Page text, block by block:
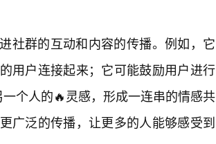
社群的互动和内容的传播。例如，它
用户连接起来；它可能鼓励用户进行
个人的🔥灵感，形成一连串的情感共
广泛的传播，让更多的人能够感受到